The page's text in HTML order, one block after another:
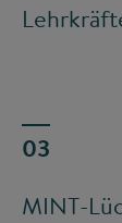
MINT-